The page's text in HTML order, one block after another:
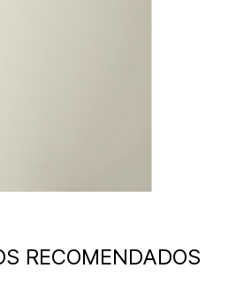
RECOMENDADOS